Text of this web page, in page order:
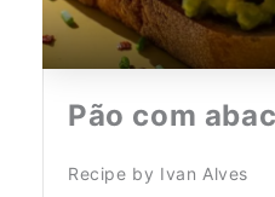
Pão com
Recipe by Ivan Alves